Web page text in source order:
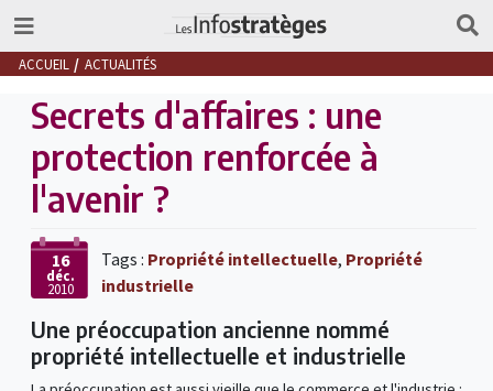
ACCUEIL ACTUALITÉS
Secrets d'affaires : une
protection renforcée à
l'avenir ?
16
déc.
2010
Tags : Propriété intellectuelle, Propriété
industrielle
Une préoccupation ancienne nommé
propriété intellectuelle et industrielle